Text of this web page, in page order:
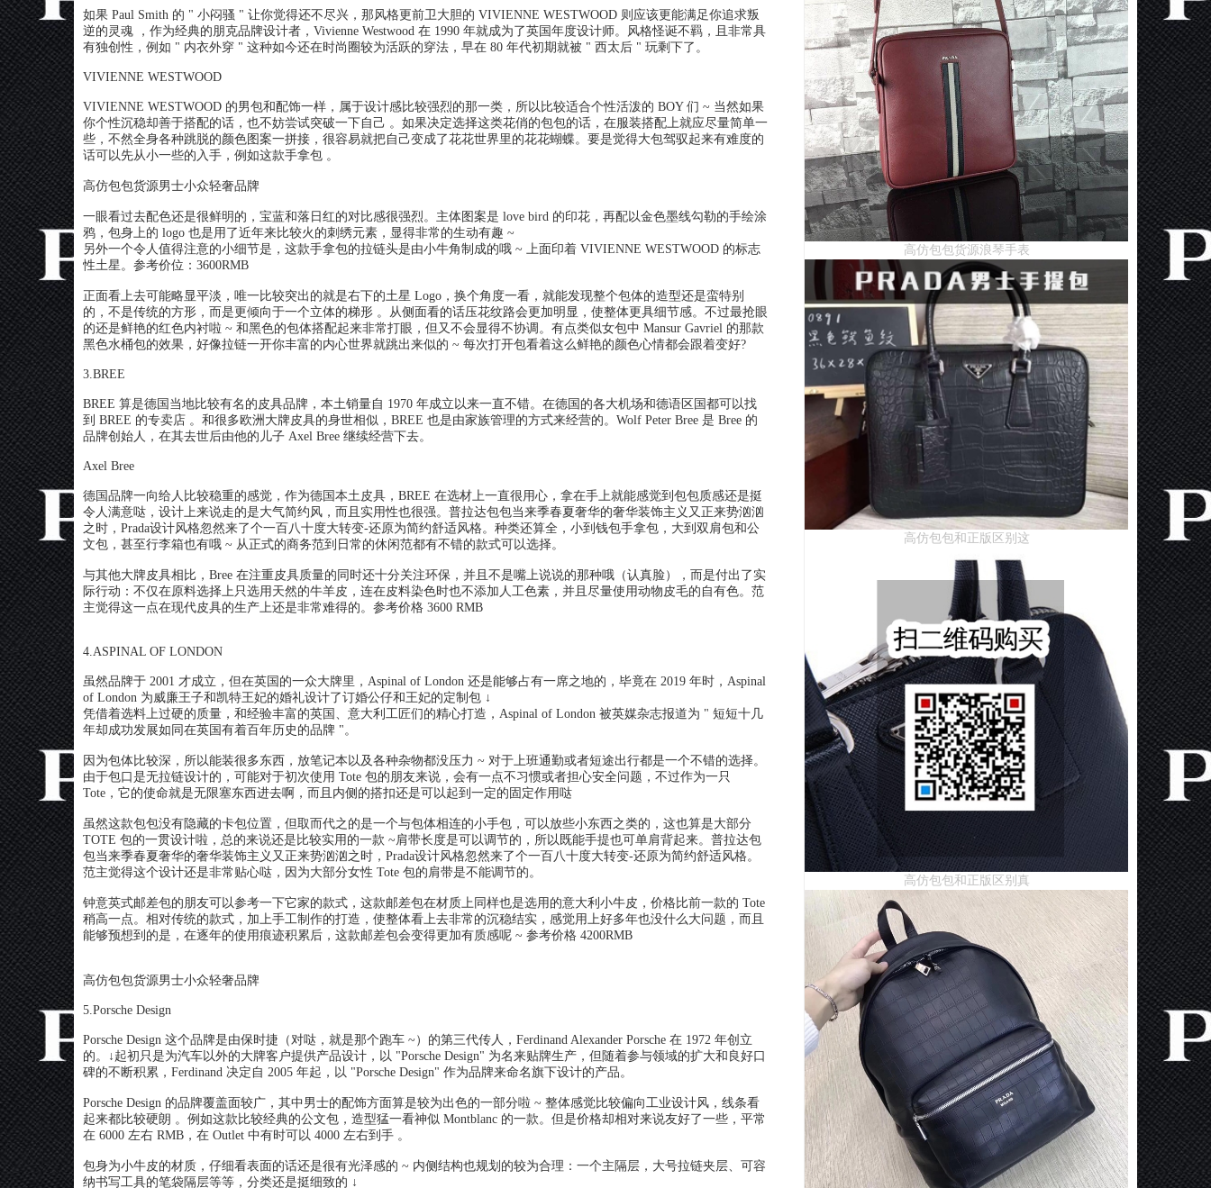
如果 Paul Smith 的 " 小闷骚 " 让你觉得还不尽兴，那风格更前卫大胆的 VIVIENNE WESTWOOD 则应该更能满足你追求叛
逆的灵魂 ，作为经典的朋克品牌设计者，Vivienne Westwood 在 1990 年就成为了英国年度设计师。风格怪诞不羁，且非常具
有独创性，例如 " 内衣外穿 " 这种如今还在时尚圈较为活跃的穿法，早在 80 年代初期就被 " 西太后 " 玩剩下了。
VIVIENNE WESTWOOD
VIVIENNE WESTWOOD 的男包和配饰一样，属于设计感比较强烈的那一类，所以比较适合个性活泼的 BOY 们 ~ 当然如果
你个性沉稳却善于搭配的话，也不妨尝试突破一下自己 。如果决定选择这类花俏的包包的话，在服装搭配上就应尽量简单一
些，不然全身各种跳脱的颜色图案一拼接，很容易就把自己变成了花花世界里的花花蝴蝶。要是觉得大包驾驭起来有难度的
话可以先从小一些的入手，例如这款手拿包 。
高仿包包货源男士小众轻奢品牌
一眼看过去配色还是很鲜明的，宝蓝和落日红的对比感很强烈。主体图案是 love bird 的印花，再配以金色墨线勾勒的手绘涂
鸦，包身上的 logo 也是用了近年来比较火的刺绣元素，显得非常的生动有趣 ~
另外一个令人值得注意的小细节是，这款手拿包的拉链头是由小牛角制成的哦 ~ 上面印着 VIVIENNE WESTWOOD 的标志
性土星。参考价位：3600RMB
正面看上去可能略显平淡，唯一比较突出的就是右下的土星 Logo，换个角度一看，就能发现整个包体的造型还是蛮特别
的，不是传统的方形，而是更倾向于一个立体的梯形 。从侧面看的话压花纹路会更加明显，使整体更具细节感。不过最抢眼
的还是鲜艳的红色内衬啦 ~ 和黑色的包体搭配起来非常打眼，但又不会显得不协调。有点类似女包中 Mansur Gavriel 的那款
黑色水桶包的效果，好像拉链一开你丰富的内心世界就跳出来似的 ~ 每次打开包看着这么鲜艳的颜色心情都会跟着变好?
3.BREE
BREE 算是德国当地比较有名的皮具品牌，本土销量自 1970 年成立以来一直不错。在德国的各大机场和德语区国都可以找
到 BREE 的专卖店 。和很多欧洲大牌皮具的身世相似，BREE 也是由家族管理的方式来经营的。Wolf Peter Bree 是 Bree 的
品牌创始人，在其去世后由他的儿子 Axel Bree 继续经营下去。
Axel Bree
德国品牌一向给人比较稳重的感觉，作为德国本土皮具，BREE 在选材上一直很用心，拿在手上就能感觉到包包质感还是挺
令人满意哒，设计上来说走的是大气简约风，而且实用性也很强。普拉达包包当来季春夏奢华的奢华装饰主义又正来势汹汹
之时，Prada设计风格忽然来了个一百八十度大转变-还原为简约舒适风格。种类还算全，小到钱包手拿包，大到双肩包和公
文包，甚至行李箱也有哦 ~ 从正式的商务范到日常的休闲范都有不错的款式可以选择。
与其他大牌皮具相比，Bree 在注重皮具质量的同时还十分关注环保，并且不是嘴上说说的那种哦（认真脸），而是付出了实
际行动：不仅在原料选择上只选用天然的牛羊皮，连在皮料染色时也不添加人工色素，并且尽量使用动物皮毛的自有色。范
主觉得这一点在现代皮具的生产上还是非常难得的。参考价格 3600 RMB
4.ASPINAL OF LONDON
虽然品牌于 2001 才成立，但在英国的一众大牌里，Aspinal of London 还是能够占有一席之地的，毕竟在 2019 年时，Aspinal
of London 为威廉王子和凯特王妃的婚礼设计了订婚公仔和王妃的定制包 ↓
凭借着选料上过硬的质量，和经验丰富的英国、意大利工匠们的精心打造，Aspinal of London 被英媒杂志报道为 " 短短十几
年却成功发展如同在英国有着百年历史的品牌 "。
因为包体比较深，所以能装很多东西，放笔记本以及各种杂物都没压力 ~ 对于上班通勤或者短途出行都是一个不错的选择。
由于包口是无拉链设计的，可能对于初次使用 Tote 包的朋友来说，会有一点不习惯或者担心安全问题，不过作为一只
Tote，它的使命就是无限塞东西进去啊，而且内侧的搭扣还是可以起到一定的固定作用哒
虽然这款包包没有隐藏的卡包位置，但取而代之的是一个与包体相连的小手包，可以放些小东西之类的，这也算是大部分
TOTE 包的一贯设计啦，总的来说还是比较实用的一款 ~肩带长度是可以调节的，所以既能手提也可单肩背起来。普拉达包
包当来季春夏奢华的奢华装饰主义又正来势汹汹之时，Prada设计风格忽然来了个一百八十度大转变-还原为简约舒适风格。
范主觉得这个设计还是非常贴心哒，因为大部分女性 Tote 包的肩带是不能调节的。
钟意英式邮差包的朋友可以参考一下它家的款式，这款邮差包在材质上同样也是选用的意大利小牛皮，价格比前一款的 Tote
稍高一点。相对传统的款式，加上手工制作的打造，使整体看上去非常的沉稳结实，感觉用上好多年也没什么大问题，而且
能够预想到的是，在逐年的使用痕迹积累后，这款邮差包会变得更加有质感呢 ~ 参考价格 4200RMB
高仿包包货源男士小众轻奢品牌
5.Porsche Design
Porsche Design 这个品牌是由保时捷（对哒，就是那个跑车 ~）的第三代传人，Ferdinand Alexander Porsche 在 1972 年创立
的。↓起初只是为汽车以外的大牌客户提供产品设计，以 "Porsche Design" 为名来贴牌生产，但随着参与领域的扩大和良好口
碑的不断积累，Ferdinand 决定自 2005 年起，以 "Porsche Design" 作为品牌来命名旗下设计的产品。
Porsche Design 的品牌覆盖面较广，其中男士的配饰方面算是较为出色的一部分啦 ~ 整体感觉比较偏向工业设计风，线条看
起来都比较硬朗 。例如这款比较经典的公文包，造型猛一看神似 Montblanc 的一款。但是价格却相对来说友好了一些，平常
在 6000 左右 RMB，在 Outlet 中有时可以 4000 左右到手 。
包身为小牛皮的材质，仔细看表面的话还是很有光泽感的 ~ 内侧结构也规划的较为合理：一个主隔层，大号拉链夹层、可容
纳书写工具的笔袋隔层等等，分类还是挺细致的 ↓
高仿包包货源浪琴手表
高仿包包和正版区别这
高仿包包和正版区别真